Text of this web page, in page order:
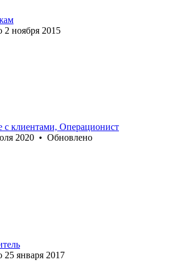
2 ноября 2015
с клиентами, Операционист
2020 • Обновлено
25 января 2017